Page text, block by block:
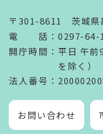
〒301-8611 茨城県
電話 ： 0297-64-
開庁時間 ： 平日 午前
を除く）
法人番号 ：
お問い合わせ